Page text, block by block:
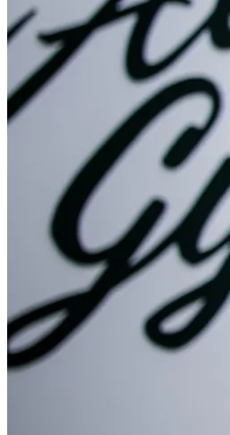
Eten & Drinken